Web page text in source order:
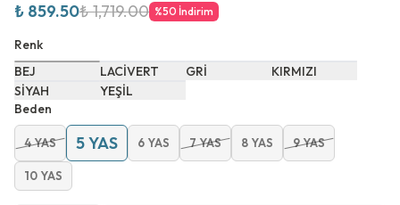
₺ 859.50₺ 1,719.00 %50 İndirim
Renk
BEJ
LACİVERT GRİ
KIRMIZI
SİYAH
YEŞİL
Beden
4 YAS 5 YAS 6 YAS 7 YAS 8 YAS 9 YAS
10 YAS